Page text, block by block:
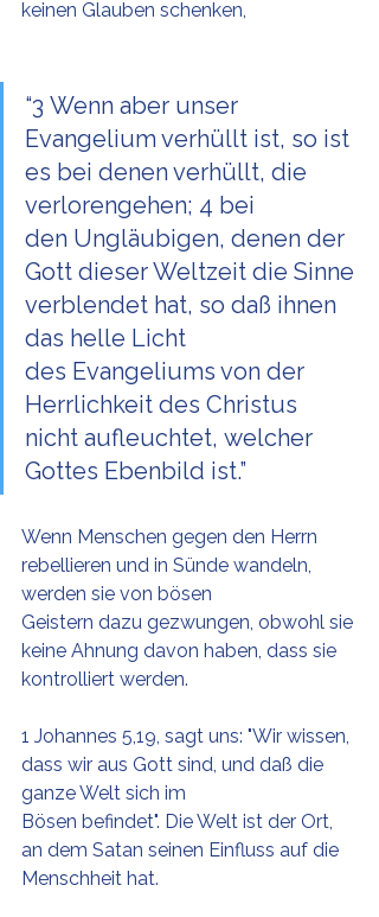
keinen Glauben schenken,
“3 Wenn aber unser
Evangelium verhüllt ist, so ist
es bei denen verhüllt, die
verlorengehen; 4 bei
den Ungläubigen, denen der
Gott dieser Weltzeit die Sinne
verblendet hat, so daß ihnen
das helle Licht
des Evangeliums von der
Herrlichkeit des Christus
nicht aufleuchtet, welcher
Gottes Ebenbild ist.”
Wenn Menschen gegen den Herrn
rebellieren und in Sünde wandeln,
werden sie von bösen
Geistern dazu gezwungen, obwohl sie
keine Ahnung davon haben, dass sie
kontrolliert werden.
1 Johannes 5,19, sagt uns: "Wir wissen,
dass wir aus Gott sind, und daß die
ganze Welt sich im
Bösen befindet". Die Welt ist der Ort,
an dem Satan seinen Einfluss auf die
Menschheit hat.